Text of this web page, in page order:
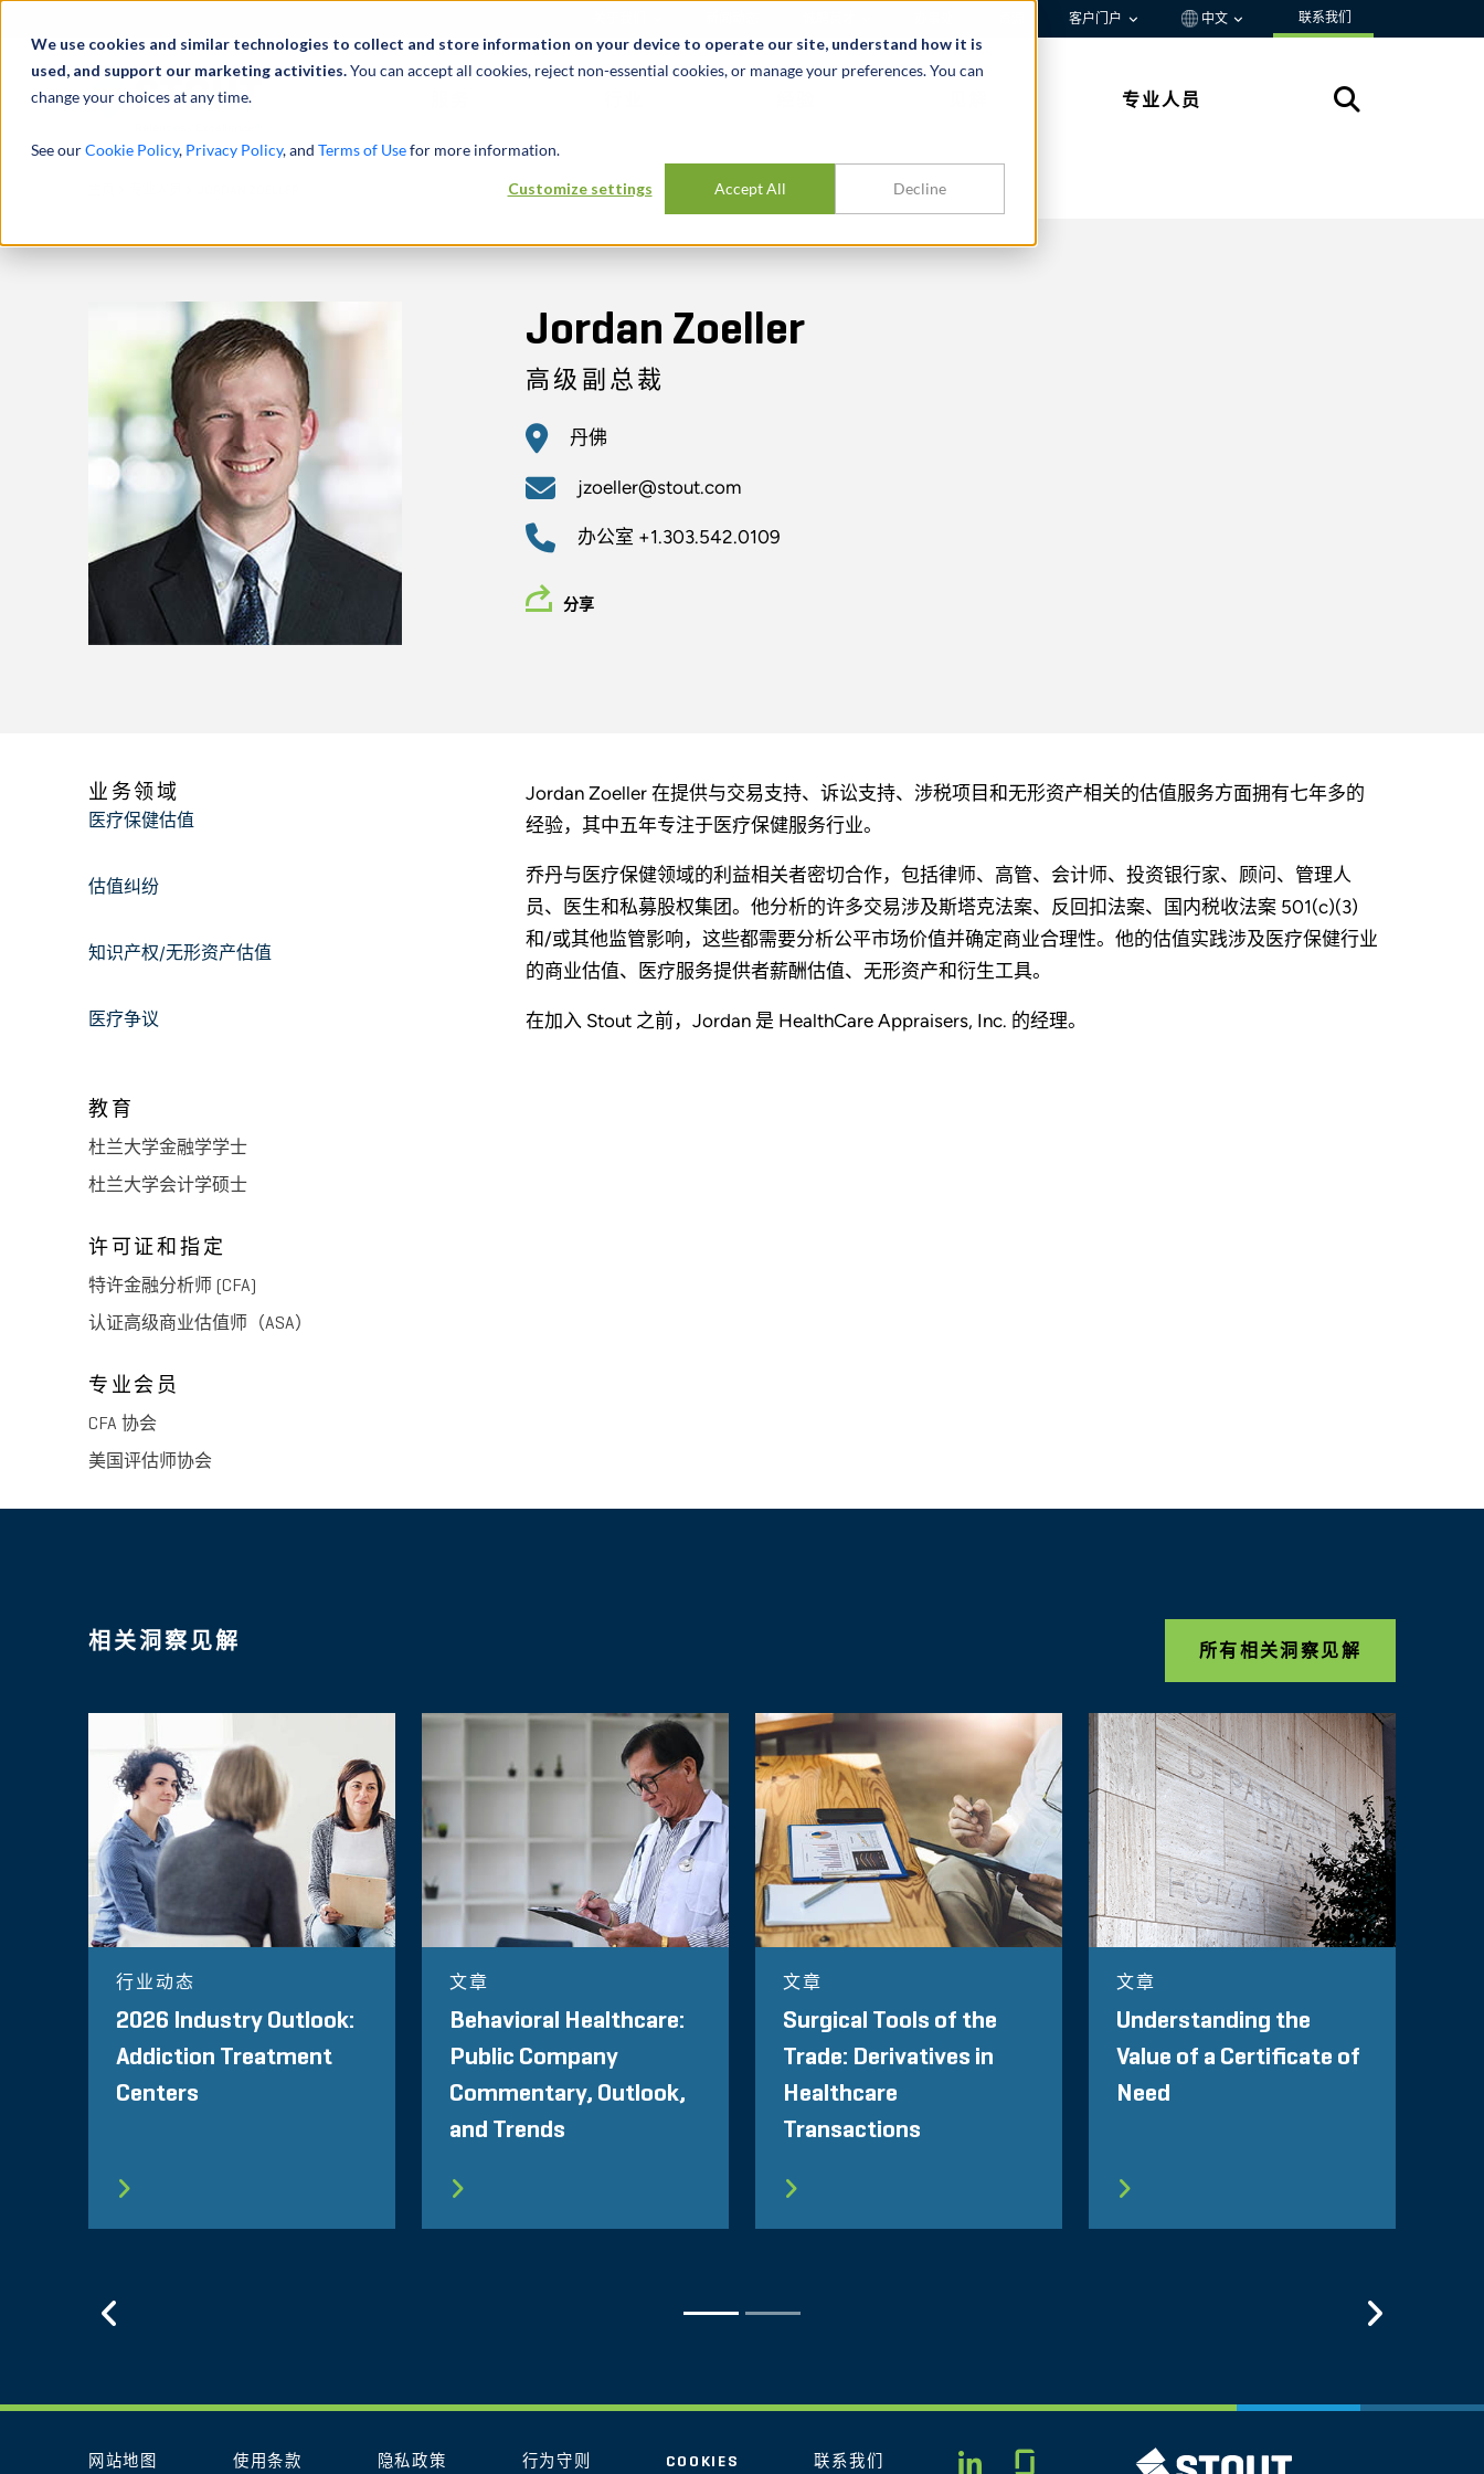
We use cookies and similar technologies to collect and store information on your device to operate our site, understand how it is
used, and support our marketing activities.You can accept all cookies, reject non-essential cookies, or manage your preferences. You can
change your choices at any time.
See ourCookie Policy, Privacy Policy, and Terms of Usefor more information.
Customize settings Accept All Decline
客户门户 中文 联系我们
专业人员
Jordan Zoeller
高级副总裁
丹佛
jzoeller@stout.com
办公室 +1.303.542.0109
分享
Jordan Zoeller 在提供与交易支持、诉讼支持、涉税项目和无形资产相关的估值服务方面拥有七年多的
经验，其中五年专注于医疗保健服务行业。
乔丹与医疗保健领域的利益相关者密切合作，包括律师、高管、会计师、投资银行家、顾问、管理人
员、医生和私募股权集团。他分析的许多交易涉及斯塔克法案、反回扣法案、国内税收法案 501(c)(3)
和/或其他监管影响，这些都需要分析公平市场价值并确定商业合理性。他的估值实践涉及医疗保健行业
的商业估值、医疗服务提供者薪酬估值、无形资产和衍生工具。
在加入 Stout 之前，Jordan 是 HealthCare Appraisers, Inc. 的经理。
业务领域
医疗保健估值
估值纠纷
知识产权/无形资产估值
医疗争议
教育
杜兰大学金融学学士
杜兰大学会计学硕士
许可证和指定
特许金融分析师 (CFA)
认证高级商业估值师（ASA）
专业会员
CFA 协会
美国评估师协会
相关洞察见解 所有相关洞察见解
行业动态
2026 Industry Outlook:
Addiction Treatment
Centers
文章
Behavioral Healthcare:
Public Company
Commentary, Outlook,
and Trends
文章
Surgical Tools of the
Trade: Derivatives in
Healthcare
Transactions
文章
Understanding the
Value of a Certificate of
Need
LINKEDIN
Glassdoor
网站地图 使用条款 隐私政策 行为守则 COOKIES 联系我们
STOUT LOGO